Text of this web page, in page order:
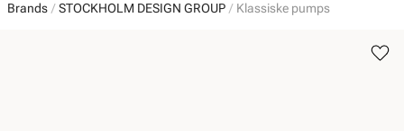
Brands STOCKHOLM DESIGN GROUP Klassiske pumps